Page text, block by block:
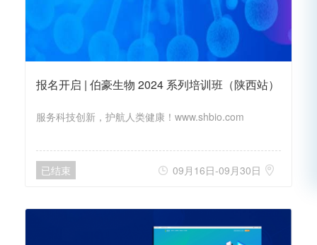
报名开启 | 伯豪生物 2024 系列培训班（陕西站）
服务科技创新，护航人类健康！www.shbio.com
已结束  09月16日-09月30日 